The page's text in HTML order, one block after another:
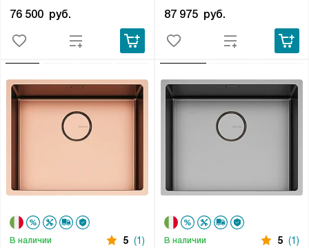
76 500 руб. 87 975 руб.
В наличии 5 (1) В наличии 5 (1)